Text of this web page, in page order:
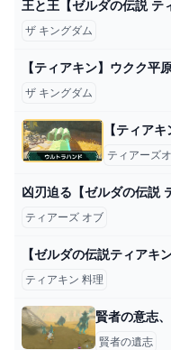
ザ キングダム
ザ キングダム
ティアーズ
ティアーズ オブ
ティアキン 料理
賢者の遺志